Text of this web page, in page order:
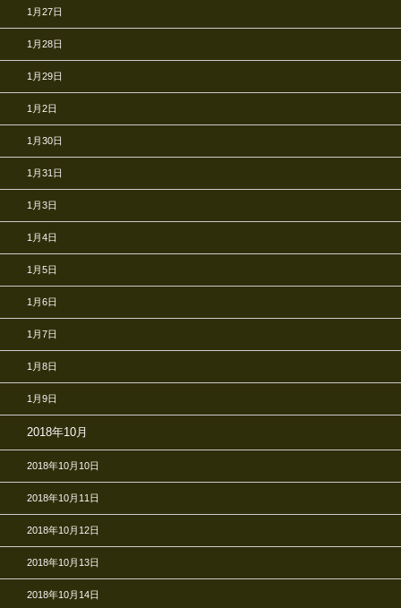
1月27日
1月28日
1月29日
1月2日
1月30日
1月31日
1月3日
1月4日
1月5日
1月6日
1月7日
1月8日
1月9日
2018年10月
2018年10月10日
2018年10月11日
2018年10月12日
2018年10月13日
2018年10月14日